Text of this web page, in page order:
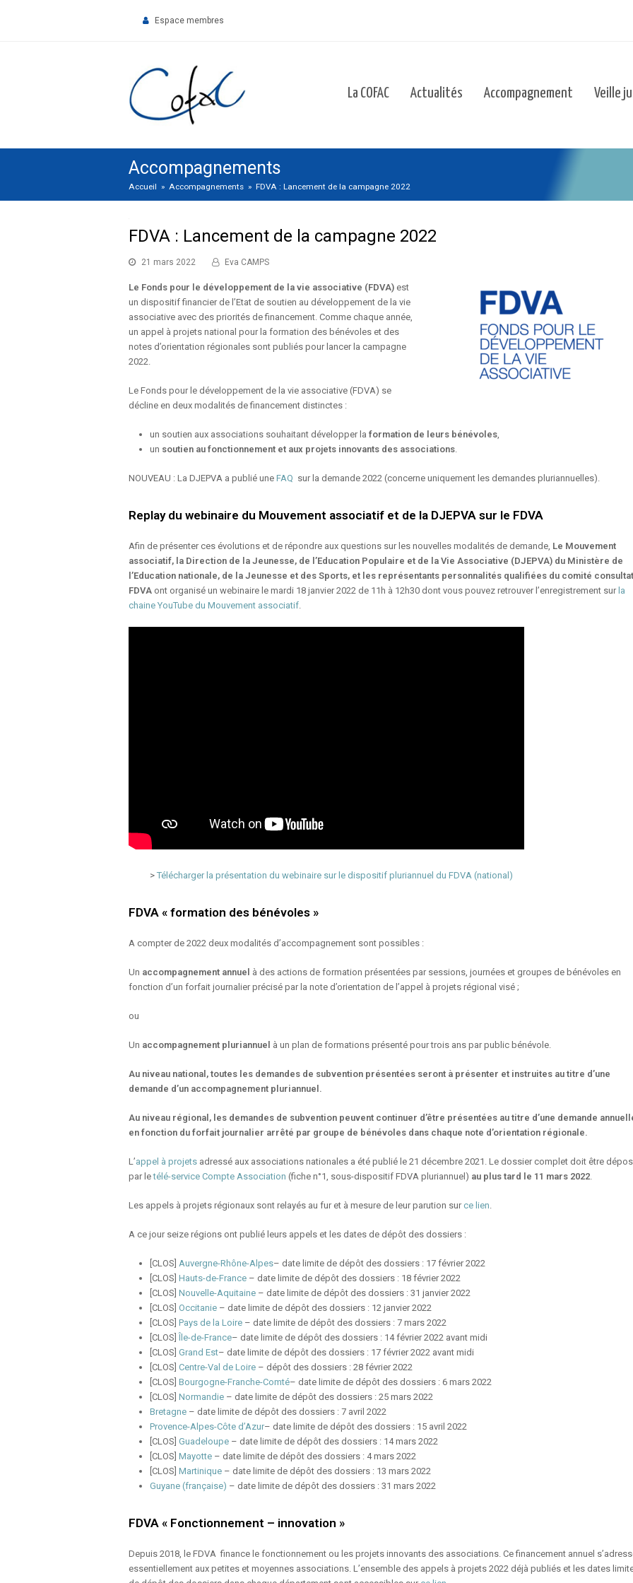
Espace membres
La COFAC Actualités Accompagnement Veille
Accompagnements
Accueil » Accompagnements » FDVA : Lancement de la campagne 2022
FDVA : Lancement de la campagne 2022
21 mars 2022 Eva CAMPS
Le Fonds pour le développement de la vie associative (FDVA) est
un dispositif financier de l’Etat de soutien au développement de la vie
associative avec des priorités de financement. Comme chaque année,
un appel à projets national pour la formation des bénévoles et des
notes d’orientation régionales sont publiés pour lancer la campagne
2022.
Le Fonds pour le développement de la vie associative (FDVA) se
décline en deux modalités de financement distinctes :
un soutien aux associations souhaitant développer la formation de leurs bénévoles,
un soutien au fonctionnement et aux projets innovants des associations.
NOUVEAU : La DJEPVA a publié une FAQ sur la demande 2022 (concerne uniquement les demandes pluriannuelles).
Replay du webinaire du Mouvement associatif et de la DJEPVA sur le FDVA
Afin de présenter ces évolutions et de répondre aux questions sur les nouvelles modalités de demande, Le Mouvement
associatif, la Direction de la Jeunesse, de l’Education Populaire et de la Vie Associative (DJEPVA) du Ministère de
l’Education nationale, de la Jeunesse et des Sports, et les représentants personnalités qualifiées du comité
FDVA ont organisé un webinaire le mardi 18 janvier 2022 de 11h à 12h30 dont vous pouvez retrouver l’enregistrement sur la
chaine YouTube du Mouvement associatif.
> Télécharger la présentation du webinaire sur le dispositif pluriannuel du FDVA (national)
FDVA « formation des bénévoles »
A compter de 2022 deux modalités d’accompagnement sont possibles :
Un accompagnement annuel à des actions de formation présentées par sessions, journées et groupes de bénévoles en
fonction d’un forfait journalier précisé par la note d’orientation de l’appel à projets régional visé ;
ou
Un accompagnement pluriannuel à un plan de formations présenté pour trois ans par public bénévole.
Au niveau national, toutes les demandes de subvention présentées seront à présenter et instruites au titre d’une
demande d’un accompagnement pluriannuel.
Au niveau régional, les demandes de subvention peuvent continuer d’être présentées au titre d’une demande
en fonction du forfait journalier arrêté par groupe de bénévoles dans chaque note d’orientation régionale.
L’appel à projets adressé aux associations nationales a été publié le 21 décembre 2021. Le dossier complet doit être
par letélé-service Compte Association (fiche n°1, sous-dispositif FDVA pluriannuel) au plus tard le 11 mars 2022.
Les appels à projets régionaux sont relayés au fur et à mesure de leur parution surce lien.
A ce jour seize régions ont publié leurs appels et les dates de dépôt des dossiers :
[CLOS] Auvergne-Rhône-Alpes– date limite de dépôt des dossiers : 17 février 2022
[CLOS] Hauts-de-France – date limite de dépôt des dossiers : 18 février 2022
[CLOS] Nouvelle-Aquitaine – date limite de dépôt des dossiers : 31 janvier 2022
[CLOS] Occitanie – date limite de dépôt des dossiers : 12 janvier 2022
[CLOS] Pays de la Loire – date limite de dépôt des dossiers : 7 mars 2022
[CLOS] Île-de-France– date limite de dépôt des dossiers : 14 février 2022 avant midi
[CLOS] Grand Est– date limite de dépôt des dossiers : 17 février 2022 avant midi
[CLOS] Centre-Val de Loire – dépôt des dossiers : 28 février 2022
[CLOS] Bourgogne-Franche-Comté– date limite de dépôt des dossiers : 6 mars 2022
[CLOS] Normandie – date limite de dépôt des dossiers : 25 mars 2022
Bretagne – date limite de dépôt des dossiers : 7 avril 2022
Provence-Alpes-Côte d’Azur– date limite de dépôt des dossiers : 15 avril 2022
[CLOS] Guadeloupe – date limite de dépôt des dossiers : 14 mars 2022
[CLOS] Mayotte – date limite de dépôt des dossiers : 4 mars 2022
[CLOS] Martinique – date limite de dépôt des dossiers : 13 mars 2022
Guyane (française) – date limite de dépôt des dossiers : 31 mars 2022
FDVA « Fonctionnement – innovation »
Depuis 2018, le FDVA finance le fonctionnement ou les projets innovants des associations. Ce financement annuel
essentiellement aux petites et moyennes associations. L’ensemble des appels à projets 2022 déjà publiés et les dates